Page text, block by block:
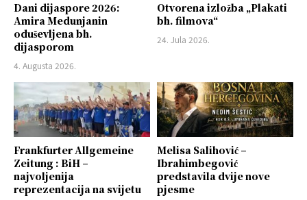
Dani dijaspore 2026:
Amira Medunjanin
oduševljena bh.
dijasporom
4. Augusta 2026.
Otvorena izložba „Plakati
bh. filmova“
24. Jula 2026.
Frankfurter Allgemeine
Zeitung : BiH –
najvoljenija
reprezentacija na svijetu
Melisa Salihović –
Ibrahimbegović
predstavila dvije nove
pjesme